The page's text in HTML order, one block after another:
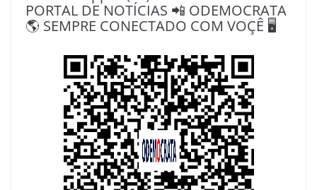
PORTAL DE NOTÍCIAS 📲 ODEMOCRATA
🌎 SEMPRE CONECTADO COM VOÇÊ 🖥️